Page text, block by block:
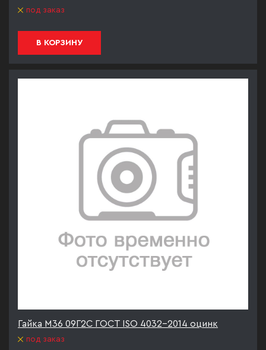
под заказ
В КОРЗИНУ
Гайка М36 09Г2С ГОСТ ISO 4032-2014 оцинк
под заказ